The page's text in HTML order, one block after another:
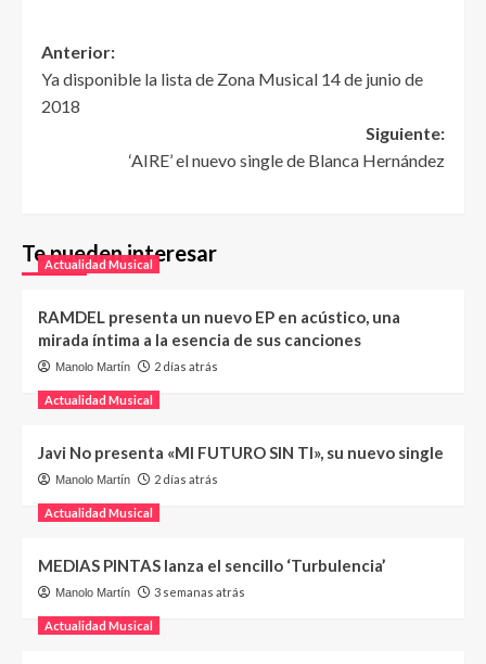
Anterior:
Ya disponible la lista de Zona Musical 14 de junio de
2018
Siguiente:
‘AIRE’ el nuevo single de Blanca Hernández
Te pueden interesar
Actualidad Musical
RAMDEL presenta un nuevo EP en acústico, una
mirada íntima a la esencia de sus canciones
Manolo Martín 2 días atrás
Actualidad Musical
Javi No presenta «MI FUTURO SIN TI», su nuevo single
Manolo Martín 2 días atrás
Actualidad Musical
MEDIAS PINTAS lanza el sencillo ‘Turbulencia’
Manolo Martín 3 semanas atrás
Actualidad Musical